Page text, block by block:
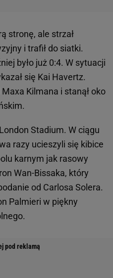
stronę, ale strzał
i trafił do siatki.
było już 0:4. W sytuacji
się Kai Havertz.
Kilmana i stanął oko
Stadium. W ciągu
razy ucieszyli się kibice
karnym jak rasowy
Wan-Bissaka, który
od Carlosa Solera.
Palmieri w piękny